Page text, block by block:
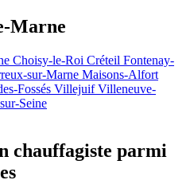
Marne
Choisy-le-Roi Créteil Fontenay-
sur-Marne Maisons-Alfort
Fossés VillejuifVilleneuve-
Seine
chauffagiste parmi